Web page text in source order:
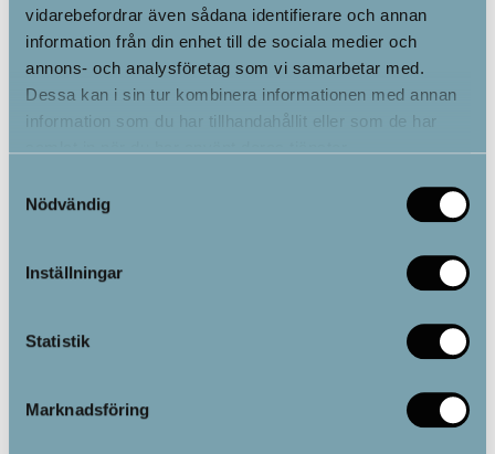
vidarebefordrar även sådana identifierare och annan
information från din enhet till de sociala medier och
annons- och analysföretag som vi samarbetar med.
Dessa kan i sin tur kombinera informationen med annan
information som du har tillhandahållit eller som de har
Nödvändig
Inställningar
Statistik
Marknadsföring
MicroVibe
4,995.00kr
Jordningslakan med
silvertrådar 100 x 200 cm
Från1,599.00kr